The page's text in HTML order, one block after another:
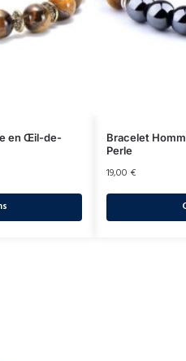
en Œil-de-
Bracelet
Perle
19,00 €